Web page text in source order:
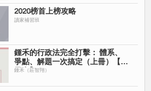
2020榜首上榜攻略
讀家補習班
鍾禾的行政法完全打擊： 體系、
爭點、解題一次搞定（上冊）【電
子書】
鍾禾（莊智翔）